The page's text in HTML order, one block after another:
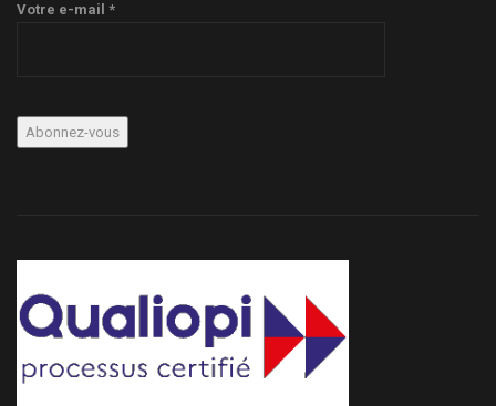
Votre e-mail *